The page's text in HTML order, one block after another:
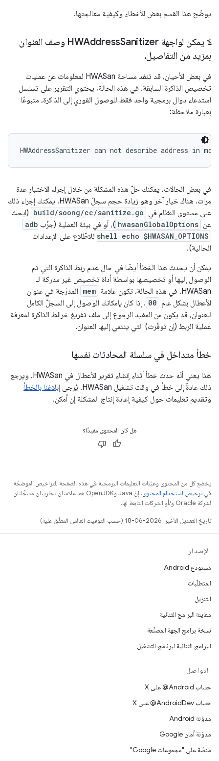
يوضّح هذا القسم بعض الأخطاء وكيفية معالجتها.
لا يمكن لواجهة HWAddress
Sanitizer وصف العنوان
بمزيد من التفاصيل.
في بعض الأحيان، قد تنفد مساحة HWASan لمعلومات عن عمليات
تخصيص الذاكرة السابقة. في هذه الحالة، يحتوي التقرير على تسلسل
استدعاء دوال برمجية واحد فقط للوصول الفوري إلى الذاكرة، متبوعًا
بعبارة ملاحظة:
HWAddressSanitizer can not describe address in
في بعض الحالات، يمكنك حلّ هذه المشكلة من خلال إجراء الاختبار عدة
مرات. هناك خيار آخر وهو زيادة حجم سجلّ HWASan. يمكنك إجراء ذلك
على مستوى النظام في build/soong/cc/sanitize.go (ابحث
عن hwasanGlobalOptions )، أو في بيئة العملية (جرِّب adb
shell echo $HWASAN_OPTIONS للاطّلاع على الإعدادات
الحالية).
يمكن أن يحدث هذا الخطأ أيضًا في حال عدم ربط الذاكرة التي تم
الوصول إليها أو تخصيصها بواسطة أداة تخصيص غير مدركة لـ
HWASan. في هذه الحالة، تكون علامة
mem المدرَجة في عنوان
الأعطال بشكل عام 00 . إذا كان بإمكانك الوصول إلى السجلّ الكامل
للعنوان، قد يكون من المفيد الرجوع إلى ملف تفريغ خرائط الذاكرة لمعرفة
عملية الربط (إن توفّرت) التي ينتمي إليها العنوان.
خطأ متداخل في سلسلة المحادثات نفسها
هذا يعني أنّه حدث خطأ أثناء إنشاء تقرير الأعطال في HWASan. ويرجع
ذلك عادةً إلى خطأ في وقت تشغيل HWASan. يُرجى
إبلاغنا بالخطأ
وتقديم تعليمات حول كيفية إعادة إنتاج المشكلة إن أمكن.
هل كان المحتوى مفيدًا؟
يخضع كل من المحتوى وعيّنات التعليمات البرمجية في هذه الصفحة للتراخيص الموضحّة
فيترخيص استخدام المحتوى
. إنّ Java وOpenJDK هما علامتان تجاريتان مسجَّلتان
لشركة Oracle و/أو الشركات التابعة لها.
تاريخ التعديل الأخير: 2026-06-18 (حسب التوقيت العالمي المتفَّق عليه)
الإصدار
مستودع Android
المتطلّبات
التنزيل
معاينة البرامج الثنائية
نسخة برامج الجهة المصنِّعة
البرامج الثنائية لبرنامج التشغيل
التواصل
حساب ‎@Android على X
حساب ‎@AndroidDev على X
مدوّنة Android
مدوّنة أمان Google
منصّة على "مجموعات Google"